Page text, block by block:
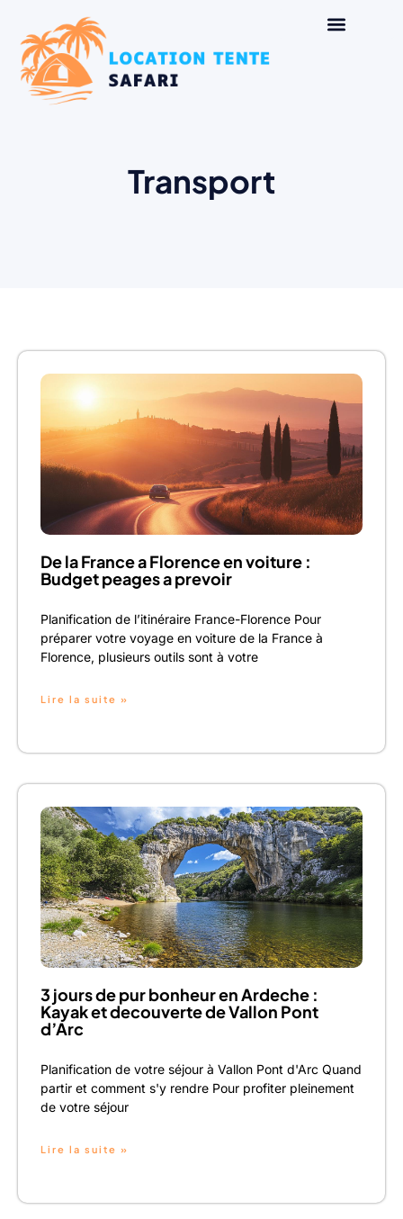
Transport
De la France a Florence en voiture :
Budget peages a prevoir
Planification de l’itinéraire France-Florence Pour
préparer votre voyage en voiture de la France à
Florence, plusieurs outils sont à votre
Lire la suite »
3 jours de pur bonheur en Ardeche :
Kayak et decouverte de Vallon Pont
d’Arc
Planification de votre séjour à Vallon Pont d'Arc Quand
partir et comment s'y rendre Pour profiter pleinement
de votre séjour
Lire la suite »